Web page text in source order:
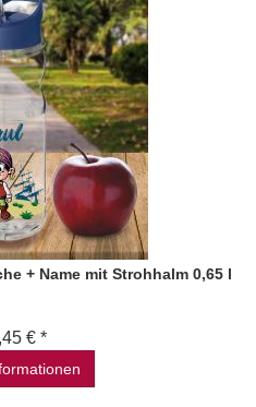
+ Name mit Strohhalm 0,65 l
€ *